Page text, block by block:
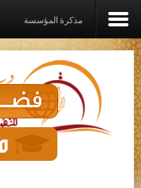
مذكرة المؤسسة